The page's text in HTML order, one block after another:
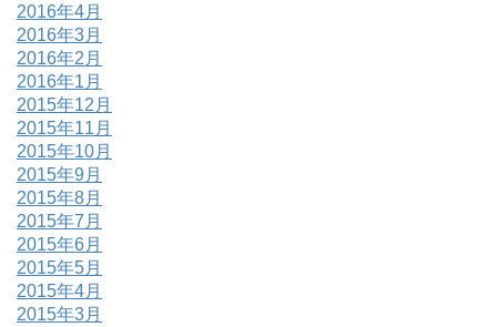
2016年4月
2016年3月
2016年2月
2016年1月
2015年12月
2015年11月
2015年10月
2015年9月
2015年8月
2015年7月
2015年6月
2015年5月
2015年4月
2015年3月